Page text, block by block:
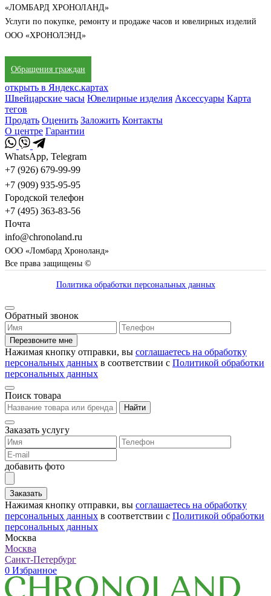
«ЛОМБАРД ХРОНОЛАНД»
Услуги по покупке, ремонту и продаже часов и ювелирных изделий
ООО «ХРОНОЛЭНД»
Обращения граждан
открыть в Яндекс.картах
Швейцарские часы Ювелирные изделия Аксессуары Карта
тегов
Продать Оценить Заложить Контакты
О центре Гарантии
WhatsApp, Telegram
+7 (926) 679-99-99
+7 (909) 935-95-95
Городской телефон
+7 (495) 363-83-56
Почта
info@chronoland.ru
ООО «Ломбард Хроноланд»
Все права защищены ©
Политика обработки персональных данных
Обратный звонок
Перезвоните мне
Нажимая кнопку отправки, вы соглашаетесь на обработку
персональных данных в соответствии с Политикой обработки
персональных данных
Поиск товара
Найти
Заказать услугу
добавить фото
Заказать
Нажимая кнопку отправки, вы соглашаетесь на обработку
персональных данных в соответствии с Политикой обработки
персональных данных
Москва
Москва
Санкт-Петербург
0 Избранное